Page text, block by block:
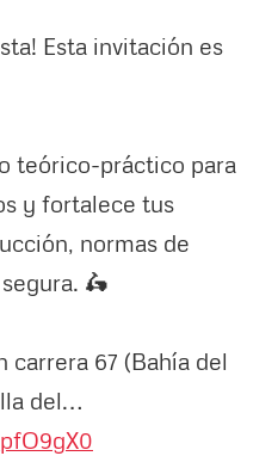
Esta invitación es
teórico-práctico para
y fortalece tus
normas de
🛵
carrera 67 (Bahía del
del…